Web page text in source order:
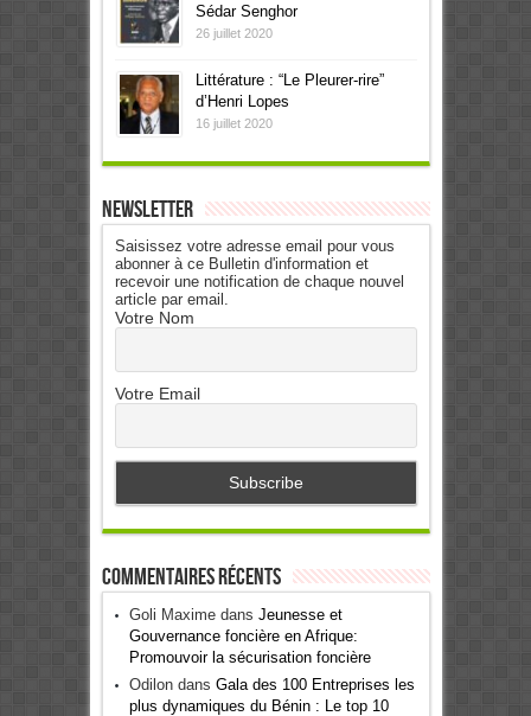
Sédar Senghor
26 juillet 2020
Littérature : “Le Pleurer-rire”
d’Henri Lopes
16 juillet 2020
Newsletter
Saisissez votre adresse email pour vous
abonner à ce Bulletin d'information et
recevoir une notification de chaque nouvel
article par email.
Votre Nom
Votre Email
Commentaires récents
Goli Maximedans Jeunesse et
Gouvernance foncière en Afrique:
Promouvoir la sécurisation foncière
Odilondans Gala des 100 Entreprises les
plus dynamiques du Bénin : Le top 10